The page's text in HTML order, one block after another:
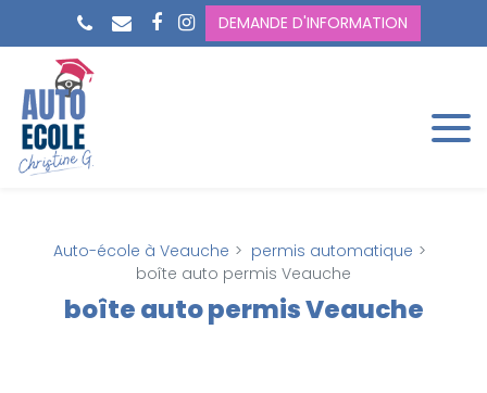
DEMANDE D'INFORMATION
Auto-école à Veauche
permis automatique
boîte auto permis Veauche
boîte auto permis Veauche
Panneau de gestion des cookies